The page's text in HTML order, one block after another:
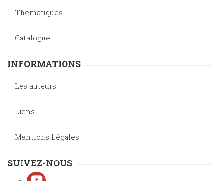
Thématiques
Catalogue
INFORMATIONS
Les auteurs
Liens
Mentions Légales
SUIVEZ-NOUS